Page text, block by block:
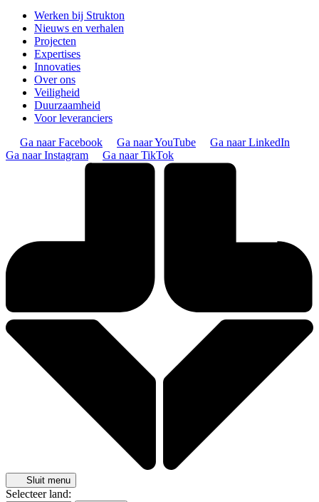
Werken bij Strukton
Nieuws en verhalen
Projecten
Expertises
Innovaties
Over ons
Veiligheid
Duurzaamheid
Voor leveranciers
Ga naar Facebook
Ga naar YouTube
Ga naar LinkedIn
Ga naar Instagram
Ga naar TikTok
Sluit menu
Selecteer land: